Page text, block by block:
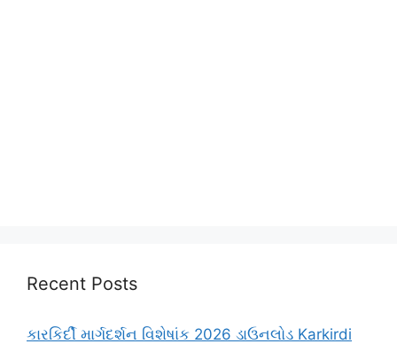
Recent Posts
કારકિર્દી માર્ગદર્શન વિશેષાંક 2026 ડાઉનલોડ Karkirdi